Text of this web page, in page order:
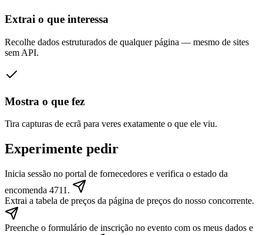
Extrai o que interessa
Recolhe dados estruturados de qualquer página — mesmo de sites
sem API.
Mostra o que fez
Tira capturas de ecrã para veres exatamente o que ele viu.
Experimente pedir
Inicia sessão no portal de fornecedores e verifica o estado da
encomenda 4711.
Extrai a tabela de preços da página de preços do nosso concorrente.
Preenche o formulário de inscrição no evento com os meus dados e